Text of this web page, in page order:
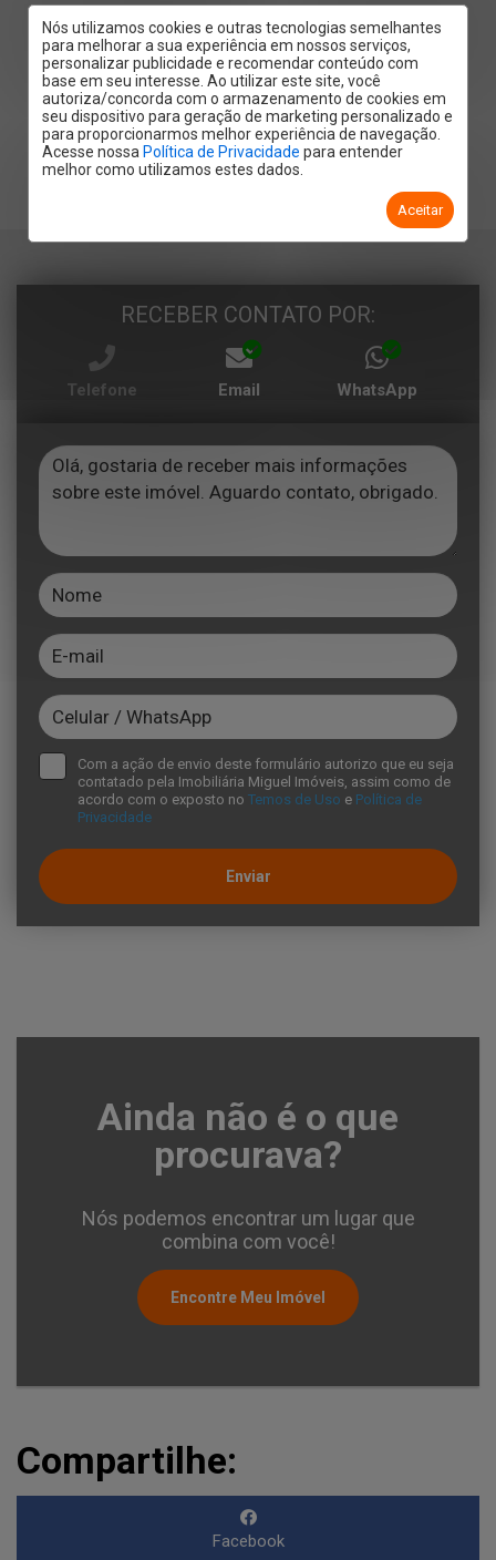
Nós utilizamos cookies e outras tecnologias semelhantes
para melhorar a sua experiência em nossos serviços,
personalizar publicidade e recomendar conteúdo com
base em seu interesse. Ao utilizar este site, você
autoriza/concorda com o armazenamento de cookies em
seu dispositivo para geração de marketing personalizado e
para proporcionarmos melhor experiência de navegação.
Acesse nossa Política de Privacidade para entender
melhor como utilizamos estes dados.
Aceitar
RECEBER CONTATO POR:
Telefone Email WhatsApp
Com a ação de envio deste formulário autorizo que eu seja
contatado pela Imobiliária Miguel Imóveis, assim como de
acordo com o exposto no Temos de Uso e Política de
Privacidade
Enviar
Ainda não é o que
procurava?
Nós podemos encontrar um lugar que
combina com você!
Encontre Meu Imóvel
Compartilhe:
Facebook